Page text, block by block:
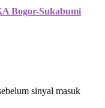
Bogor-Sukabumi
sinyal masuk